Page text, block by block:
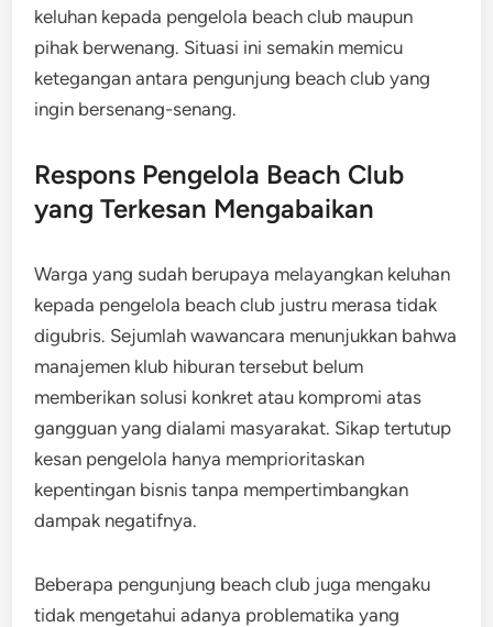
keluhan kepada pengelola beach club maupun
pihak berwenang. Situasi ini semakin memicu
ketegangan antara pengunjung beach club yang
ingin bersenang-senang.
Respons Pengelola Beach Club
yang Terkesan Mengabaikan
Warga yang sudah berupaya melayangkan keluhan
kepada pengelola beach club justru merasa tidak
digubris. Sejumlah wawancara menunjukkan bahwa
manajemen klub hiburan tersebut belum
memberikan solusi konkret atau kompromi atas
gangguan yang dialami masyarakat. Sikap tertutup
kesan pengelola hanya memprioritaskan
kepentingan bisnis tanpa mempertimbangkan
dampak negatifnya.
Beberapa pengunjung beach club juga mengaku
tidak mengetahui adanya problematika yang